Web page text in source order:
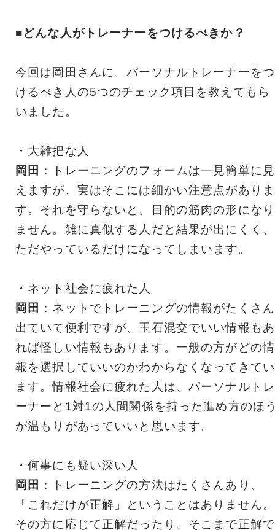
■どんな人がトレーナーをつけるべきか？
今回は岡田さんに、パーソナルトレーナーをつ
けるべき人の5つのチェック項目を教えてもら
いました。
・大雑把な人
岡田
：トレーニングのフォームは一見簡単に見
えますが、実はそこには細かい注意点がありま
す。それを守らないと、目的の筋肉の形になり
ません。雑に真似する人だと結果が出にくく、
ただやっているだけになってしまいます。
・ネット社会に疲れた人
岡田
：ネットでトレーニングの情報がたくさん
出ていて便利ですが、玉石混交でいい情報もあ
れば怪しい情報もあります。一般の方がどの情
報を選択していいのかわからなくなってきてい
ます。情報社会に疲れた人は、パーソナルトレ
ーナーと1対1の人間関係を持った進め方のほ
が温もりがあっていいと思います。
・何事にも疑い深い人
岡田
：トレーニングの方法はたくさんあり、
「これだけが正解」ということはありません。
その方に応じて正解だったり、そこまで正解で